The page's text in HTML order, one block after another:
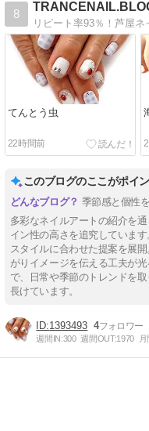
8
てんとう虫
22時間前
このブログのここがポイ
季節感と個性
多彩なネイルアートの紹介を
イン性の高さを追究していま
スタイルに合わせた提案を展
がりイメージを伝える工夫が
で、日常や季節のトレンドを
長けています。
1393493 4
週間IN:300 週間OUT:1970